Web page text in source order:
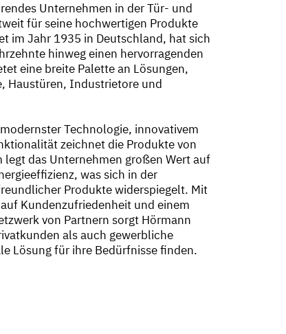
Unternehmen in der Tür- und
für seine hochwertigen Produkte
im Jahr 1935 in Deutschland, hat sich
hinweg einen hervorragenden
eine breite Palette an Lösungen,
Haustüren, Industrietore und
Technologie, innovativem
zeichnet die Produkte von
legt das Unternehmen großen Wert auf
was sich in der
Produkte widerspiegelt. Mit
Kundenzufriedenheit und einem
von Partnern sorgt Hörmann
als auch gewerbliche
Lösung für ihre Bedürfnisse finden.